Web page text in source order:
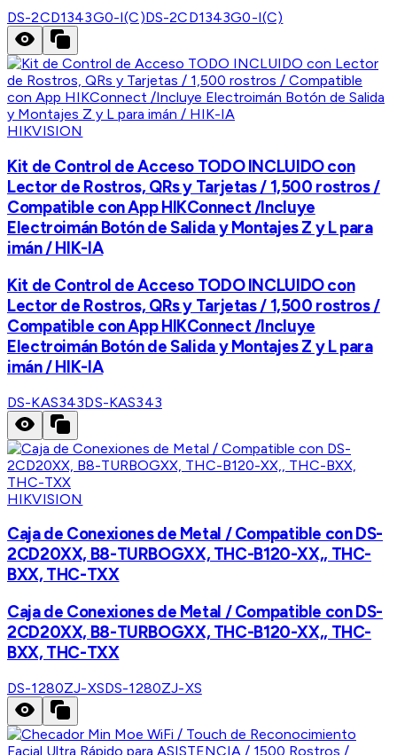
DS-2CD1343G0-I(C)DS-2CD1343G0-I(C)
HIKVISION
Kit de Control de Acceso TODO INCLUIDO con
Lector de Rostros, QRs y Tarjetas / 1,500 rostros /
Compatible con App HIKConnect /Incluye
Electroimán Botón de Salida y Montajes Z y L para
imán / HIK-IA
Kit de Control de Acceso TODO INCLUIDO con
Lector de Rostros, QRs y Tarjetas / 1,500 rostros /
Compatible con App HIKConnect /Incluye
Electroimán Botón de Salida y Montajes Z y L para
imán / HIK-IA
DS-KAS343DS-KAS343
HIKVISION
Caja de Conexiones de Metal / Compatible con DS-
2CD20XX, B8-TURBOGXX, THC-B120-XX,, THC-
BXX, THC-TXX
Caja de Conexiones de Metal / Compatible con DS-
2CD20XX, B8-TURBOGXX, THC-B120-XX,, THC-
BXX, THC-TXX
DS-1280ZJ-XSDS-1280ZJ-XS